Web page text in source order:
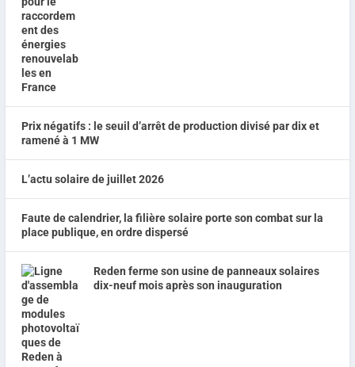
Prix négatifs : le seuil d’arrêt de production divisé par dix et
ramené à 1 MW
L’actu solaire de juillet 2026
Faute de calendrier, la filière solaire porte son combat sur la
place publique, en ordre dispersé
Reden ferme son usine de panneaux solaires
dix-neuf mois après son inauguration